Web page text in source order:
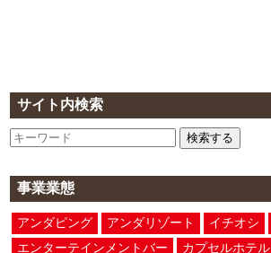
サイト内検索
検索する
事業業態
アンダピング アンダリゾート イチオシ
エンターテインメントバー
カプセルホテル